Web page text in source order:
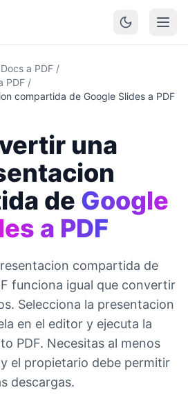
a PDF /
PDF /
compartida de Google Slides a PDF
una
de Google
a PDF
compartida de
funciona igual que convertir
Selecciona la presentacion
en el editor y ejecuta la
PDF. Necesitas al menos
el propietario debe permitir
descargas.